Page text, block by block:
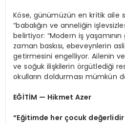
Köse, günümüzün en kritik aile
“babalığın ve anneliğin
belirtiyor: “Modern iş
zaman baskısı, ebeveynlerin
getirmesini engelliyor. Ailenin
ve soğuk ilişkilerin örgütlediği
okulların doldurması mümkün
EĞİTİM — Hikmet Azer
“Eğitimde her çocuk